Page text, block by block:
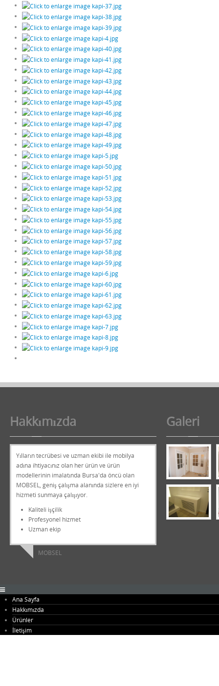
Hakkımızda
Yılların tecrübesi ve uzman ekibi ile mobilya
adına ihtiyacınız olan her ürün ve ürün
modellerinin imalatında Bursa'da öncü olan
MOBSEL, geniş çalışma alanında sizlere en iyi
hizmeti sunmaya çalışıyor.
Kaliteli işçilik
Profesyonel hizmet
Uzman ekip
MOBSEL
Galeri
Ana Sayfa
Hakkımızda
Ürünler
Antre Mobilyaları
İletişim